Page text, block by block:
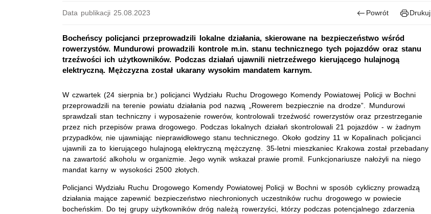
Data publikacji 25.08.2023 Powrót Drukuj
Bocheńscy policjanci przeprowadzili lokalne działania, skierowane na bezpieczeństwo wśród
rowerzystów. Mundurowi prowadzili kontrole m.in. stanu technicznego tych pojazdów oraz stanu
trzeźwości ich użytkowników. Podczas działań ujawnili nietrzeźwego kierującego hulajnogą
elektryczną. Mężczyzna został ukarany wysokim mandatem karnym.
W czwartek (24 sierpnia br.) policjanci Wydziału Ruchu Drogowego Komendy Powiatowej Policji w Bochni
przeprowadzili na terenie powiatu działania pod nazwą „Rowerem bezpiecznie na drodze”. Mundurowi
sprawdzali stan techniczny i wyposażenie rowerów, kontrolowali trzeźwość rowerzystów oraz przestrzeganie
przez nich przepisów prawa drogowego. Podczas lokalnych działań skontrolowali 21 pojazdów - w żadnym
przypadków, nie ujawniając nieprawidłowego stanu technicznego. Około godziny 11 w Kopalinach policjanci
ujawnili za to kierującego hulajnogą elektryczną mężczyznę. 35-letni mieszkaniec Krakowa został przebadany
na zawartość alkoholu w organizmie. Jego wynik wskazał prawie promil. Funkcjonariusze nałożyli na niego
mandat karny w wysokości 2500 złotych.
Policjanci Wydziału Ruchu Drogowego Komendy Powiatowej Policji w Bochni w sposób cykliczny prowadzą
działania mające zapewnić bezpieczeństwo niechronionych uczestników ruchu drogowego w powiecie
bocheńskim. Do tej grupy użytkowników dróg należą rowerzyści, którzy podczas potencjalnego zdarzenia